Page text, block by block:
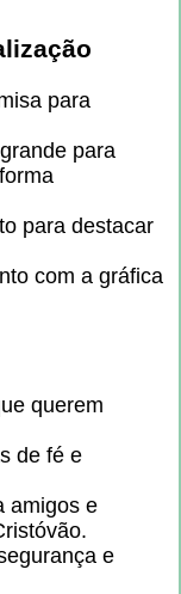
para
para
para destacar
com a gráfica
querem
de fé e
amigos e
e